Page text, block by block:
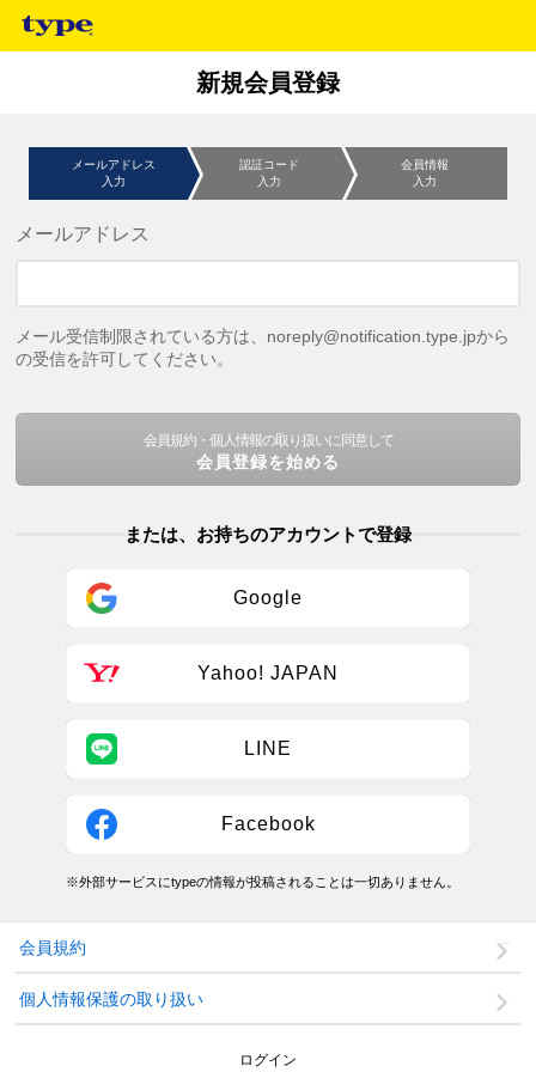
新規会員登録
メールアドレス
入力
認証コード
入力
会員情報
入力
メールアドレス
メール受信制限されている方は、noreply@notification.type.jpから
の受信を許可してください。
会員規約・個人情報の取り扱いに同意して
会員登録を始める
または、お持ちのアカウントで登録
Google
Yahoo! JAPAN
LINE
Facebook
※外部サービスにtypeの情報が投稿されることは一切ありません。
会員規約
個人情報保護の取り扱い
ログイン